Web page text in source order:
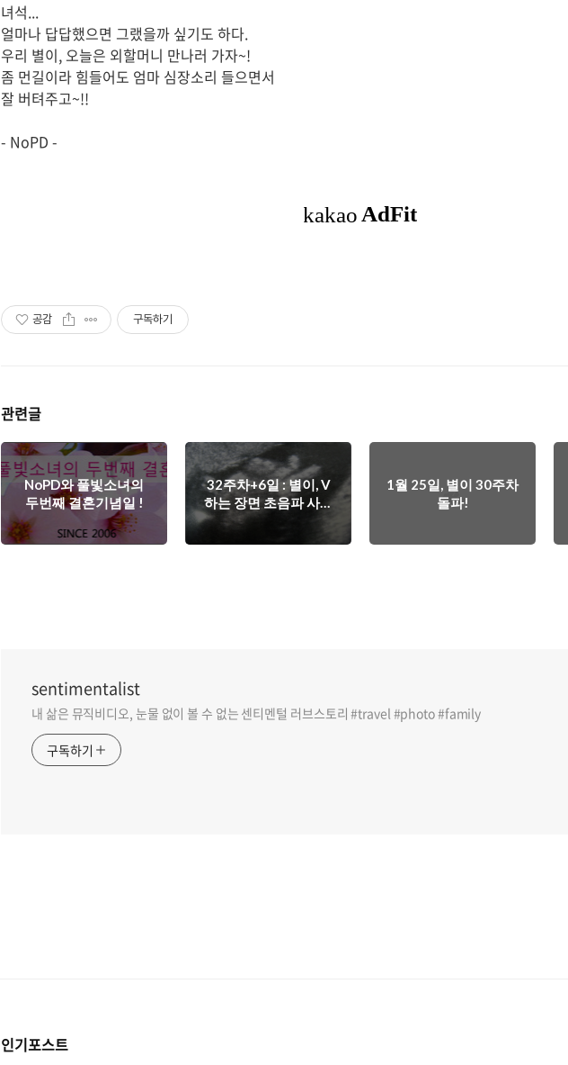
녀석...
얼마나 답답했으면 그랬을까 싶기도 하다.
우리 별이, 오늘은 외할머니 만나러 가자~!
좀 먼길이라 힘들어도 엄마 심장소리 들으면서
잘 버텨주고~!!
- NoPD -
공감 구독하기
관련글
NoPD와 풀빛소녀의
두번째 결혼기념일 !
32주차+6일 : 별이, V
하는 장면 초음파 사진
포착!
1월 25일, 별이 30주차
돌파!
sentimentalist
내 삶은 뮤직비디오, 눈물 없이 볼 수 없는 센티멘털 러브스토리 #travel #photo #family
구독하기
인기포스트